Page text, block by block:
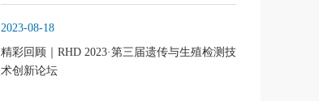
2023-08-18
精彩回顾｜RHD 2023·第三届遗传与生殖检测技
术创新论坛